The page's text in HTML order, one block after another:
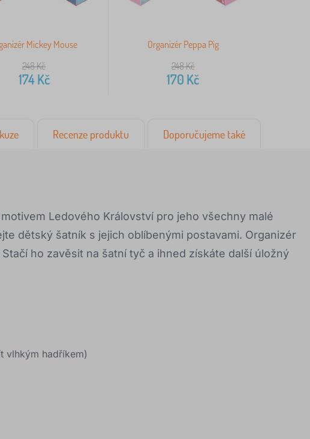
Mickey Mouse
248Kč
174Kč
Organizér Peppa Pig
248Kč
170 Kč
Recenze produktu Doporučujeme také
Ledového Království pro jeho všechny malé
dětský šatník s jejich oblíbenými postavami. Organizér
ho zavěsit na šatní tyč a ihned získáte další úložný
vlhkým hadříkem)